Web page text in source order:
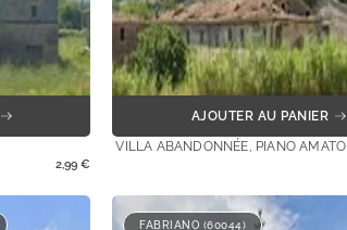
2,99€
AJOUTER AU PANIER
VILLA ABANDONNÉE, PIANO AMATO
FABRIANO (60044)